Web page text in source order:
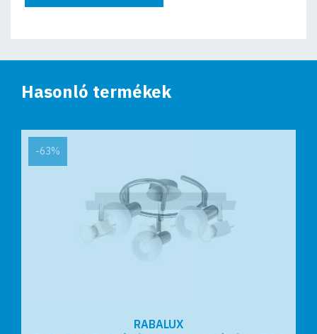
Hasonló termékek
-63%
RABALUX
RABALUX